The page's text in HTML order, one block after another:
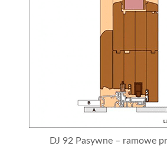
DJ 92 Pasywne – ramowe